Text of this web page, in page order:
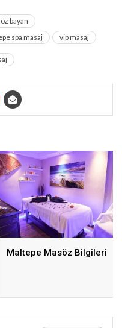
bayan
spa masaj vip masaj
Maltepe Masöz Bilgileri